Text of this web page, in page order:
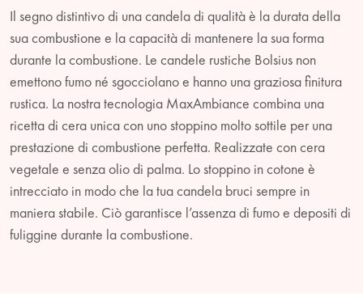
Il segno distintivo di una candela di qualità è la durata della
sua combustione e la capacità di mantenere la sua forma
durante la combustione. Le candele rustiche Bolsius non
emettono fumo né sgocciolano e hanno una graziosa finitura
rustica. La nostra tecnologia MaxAmbiance combina una
ricetta di cera unica con uno stoppino molto sottile per una
prestazione di combustione perfetta. Realizzate con cera
vegetale e senza olio di palma. Lo stoppino in cotone è
intrecciato in modo che la tua candela bruci sempre in
maniera stabile. Ciò garantisce l’assenza di fumo e depositi di
fuliggine durante la combustione.